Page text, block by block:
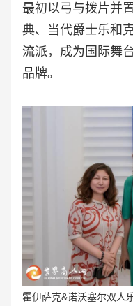
最初以弓与拨片并
典、当代爵士乐和
流派，成为国际舞
品牌。
霍伊萨克&诺沃塞尔双人